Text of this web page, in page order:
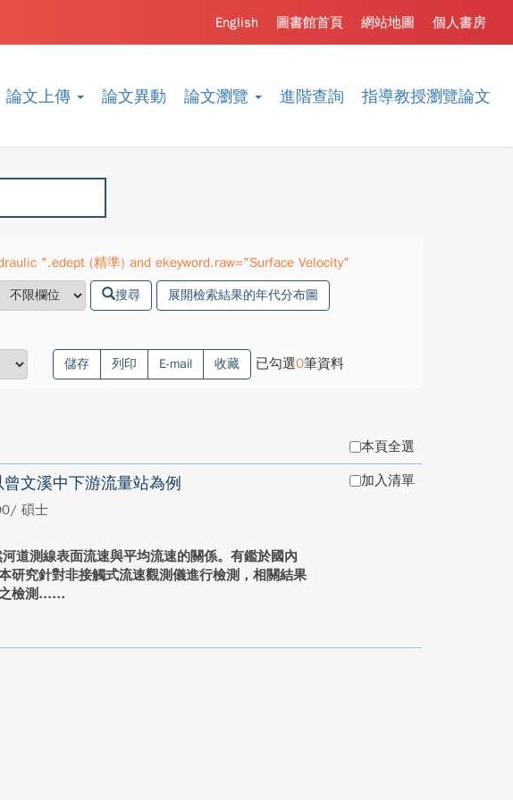
論文上傳 論文異動 論文瀏覽 進階查詢 指導教授瀏覽論文
個人書房
網站地圖
圖書館首頁
English
".edept (精準) and ekeyword.raw="Surface Velocity"
搜尋 展開檢索結果的年代分布圖
儲存 列印 E-mail 收藏 已勾選0筆資料
本頁全選
文溪中下游流量站為例
碩士
道測線表面流速與平均流速的關係。有鑑於國內
研究針對非接觸式流速觀測儀進行檢測，相關結果
檢測...
加入清單